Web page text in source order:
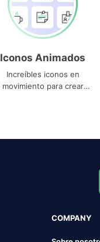
Iconos Animados
Increíbles iconos en
movimiento para crear
COMPANY